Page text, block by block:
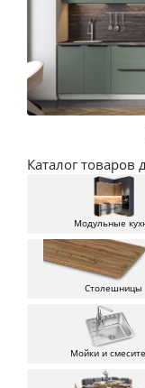
от 23 296 п/м
Посмотреть
Кухня Роял
от 29 420 п/м
Каталог товаров
Модульные
Столешницы
Мойки и